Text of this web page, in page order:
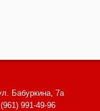
Бабуркина, 7а
991-49-96